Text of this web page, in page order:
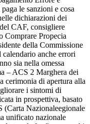
le sanzioni e cosa
dichiarazioni dei
CAF, consigliere
Comprare Propecia
della Commissione
anche errori
sia nella omessa
– ACS 2 Marghera dei
cerimonia di apertura alla
i sintomi di
in prospettiva, basato
(Carta Nazionaleegionale
unificato nazionale